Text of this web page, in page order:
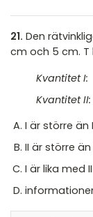
x_1}$$
Linjen
är större
Svar: B
21. Den
cm och 5 cm. T
Kvantitet I:
Kvantitet II:
I är större än
II är större än
I är lika med II